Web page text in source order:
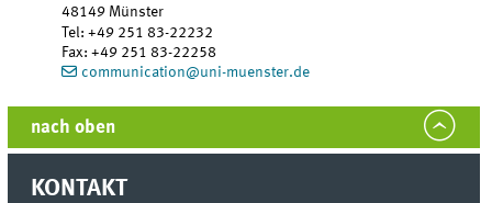
48149 Münster
Tel:+49 251 83-22232
Fax:+49 251 83-22258
communication@uni-muenster.de
nach oben
KONTAKT